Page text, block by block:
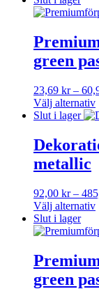
här
har
flera
varianter.
olika
alternativen
kan
väljas
på
produktsidan
green
23,69 kr –
Välj alternativ
Den
produkten
har
flera
De
olika
alternativen
kan
väljas
på
produktsidan
Slut i lager
metallic
92,00 kr –
Välj alternativ
Den
här
har
flera
varianter.
Slut i lager
green